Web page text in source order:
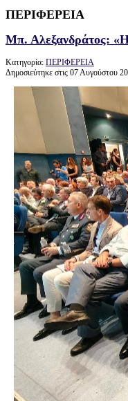
ΠΕΡΙΦΕΡΕΙΑ
Μπ. Αλεξανδράτος: «Η
Κατηγορία: ΠΕΡΙΦΕΡΕΙΑ
Δημοσιεύτηκε στις 07 Αυγούστου